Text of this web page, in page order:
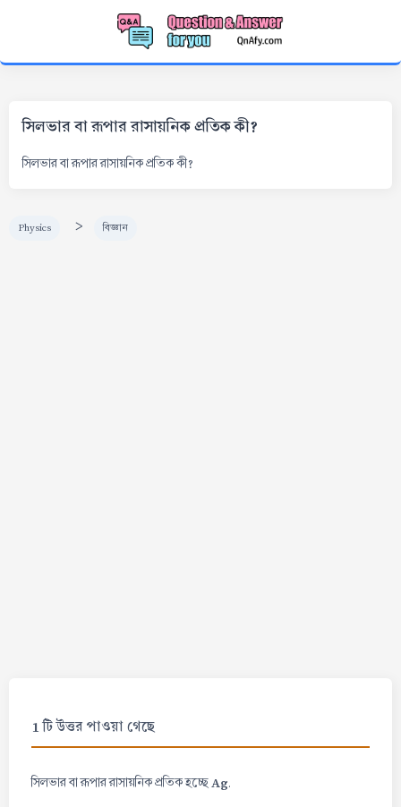
সিলভার বা রূপার রাসায়নিক প্রতিক কী?
সিলভার বা রূপার রাসায়নিক প্রতিক কী?
Physics > বিজ্ঞান
1 টি উত্তর পাওয়া গেছে
সিলভার বা রূপার রাসায়নিক প্রতিক হচ্ছে Ag.